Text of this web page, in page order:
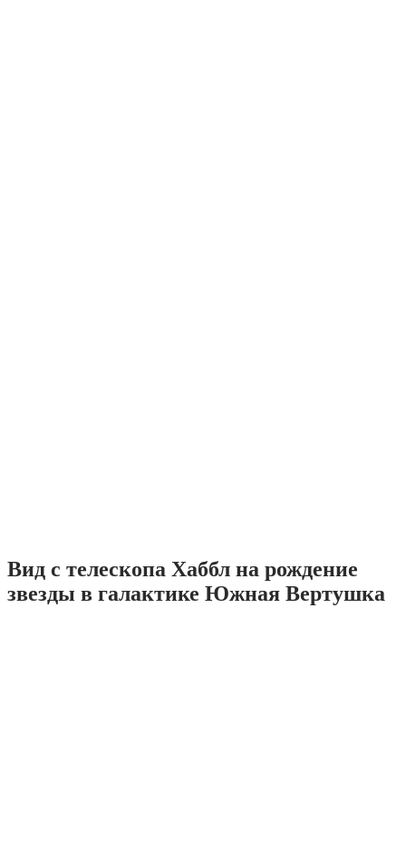
Вид с телескопа Хаббл на рождение
звезды в галактике Южная Вертушка